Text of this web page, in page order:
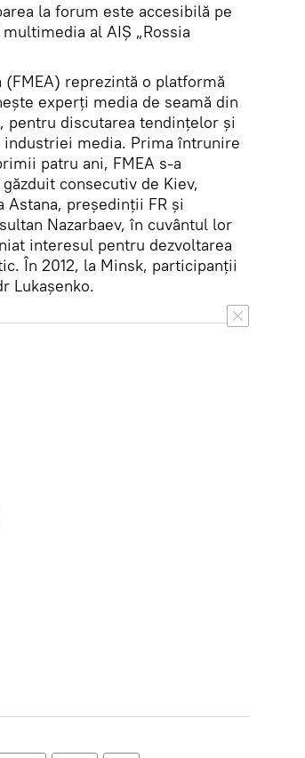
la forum este accesibilă pe
al AIȘ „Rossia
reprezintă o platformă
experți media de seamă din
pentru discutarea tendințelor și
industriei media. Prima întrunire
patru ani, FMEA s-a
consecutiv de Kiev,
Astana, președinții FR și
Nazarbaev, în cuvântul lor
interesul pentru dezvoltarea
În 2012, la Minsk, participanţii
Lukaşenko.